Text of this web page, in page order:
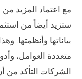
مع اعتماد المزيد
ستزيد أيضاً من
بياناتها وأنظمتها.
متعددة العوامل،
الشركات التأكد من